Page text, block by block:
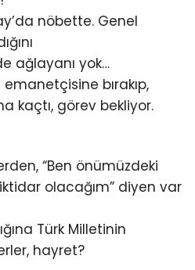
nöbette. Genel
ağlayanı yok…
emanetçisine bırakıp,
kaçtı, görev bekliyor.
“Ben önümüzdeki
olacağım” diyen var
Türk Milletinin
hayret?